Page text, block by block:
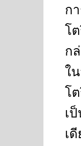
ก
โ
ก
ใ
โ
เ
เ